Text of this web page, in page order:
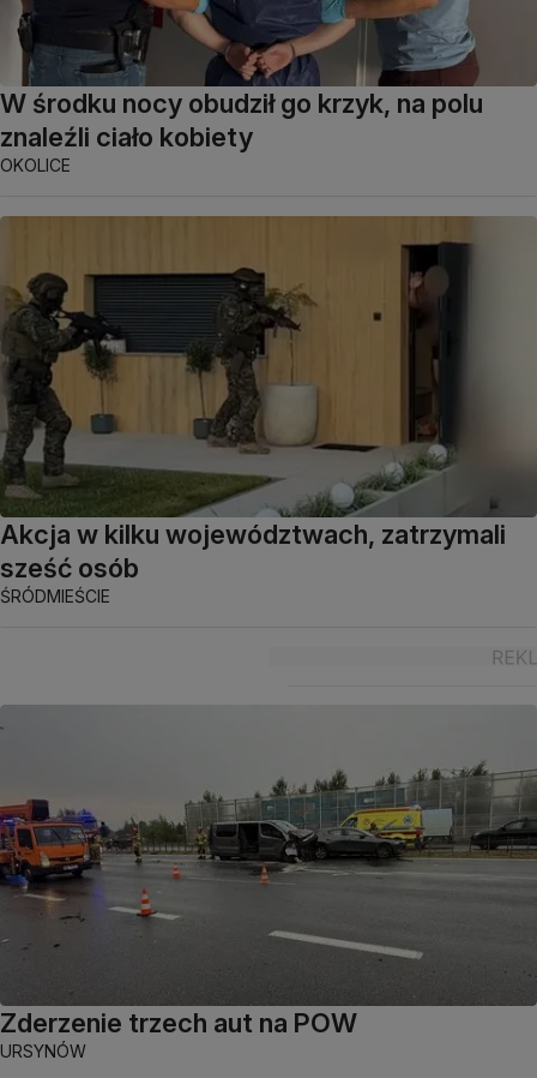
W środku nocy obudził go krzyk, na polu
znaleźli ciało kobiety
OKOLICE
Akcja w kilku województwach, zatrzymali
sześć osób
ŚRÓDMIEŚCIE
Zderzenie trzech aut na POW
URSYNÓW